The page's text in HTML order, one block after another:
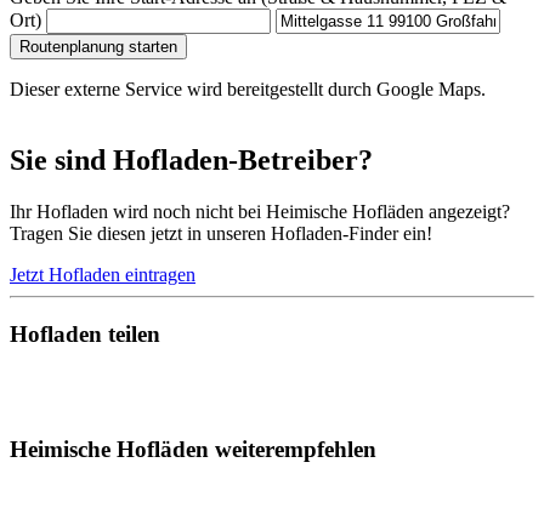
Ort)
Routenplanung starten
Dieser externe Service wird bereitgestellt durch Google Maps.
Sie sind Hofladen-Betreiber?
Ihr Hofladen wird noch nicht bei Heimische Hofläden angezeigt?
Tragen Sie diesen jetzt in unseren Hofladen-Finder ein!
Jetzt Hofladen eintragen
Hofladen teilen
Heimische Hofläden weiterempfehlen